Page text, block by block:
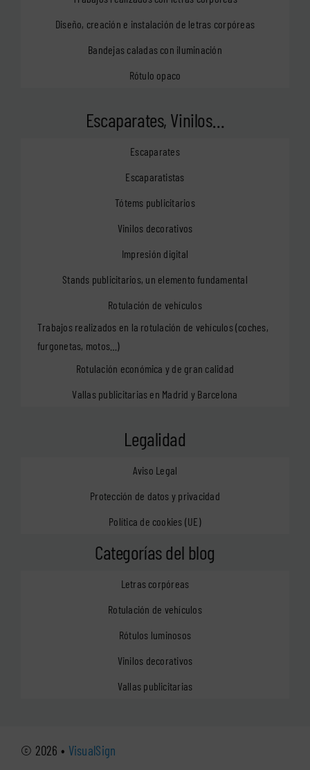
Diseño, creación e instalación de letras corpóreas
Bandejas caladas con iluminación
Rótulo opaco
Escaparates, Vinilos…
Escaparates
Escaparatistas
Tótems publicitarios
Vinilos decorativos
Impresión digital
Stands publicitarios, un elemento fundamental
Rotulación de vehículos
Trabajos realizados en la rotulación de vehículos (coches,
furgonetas, motos…)
Rotulación económica y de gran calidad
Vallas publicitarias en Madrid y Barcelona
Legalidad
Aviso Legal
Protección de datos y privacidad
Política de cookies (UE)
Categorías del blog
Letras corpóreas
Rotulación de vehículos
Rótulos luminosos
Vinilos decorativos
Vallas publicitarias
© 2026 • VisualSign